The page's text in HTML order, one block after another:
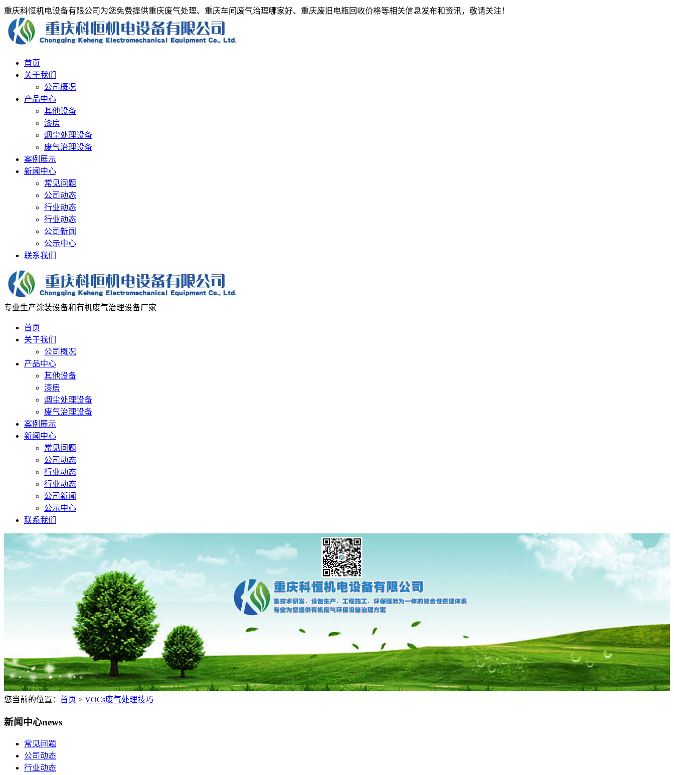
重庆科恒机电设备有限公司为您免费提供重庆废气处理、重庆车间废气治理哪家好、重庆废旧电瓶回收价格等相关信息发布和资讯，敬请关注！
首页
关于我们
公司概况
产品中心
其他设备
漆房
烟尘处理设备
废气治理设备
案例展示
新闻中心
常见问题
公司动态
行业动态
行业动态
公司新闻
公示中心
联系我们
专业生产涂装设备和有机废气治理设备厂家
首页
关于我们
公司概况
产品中心
其他设备
漆房
烟尘处理设备
废气治理设备
案例展示
新闻中心
常见问题
公司动态
行业动态
行业动态
公司新闻
公示中心
联系我们
您当前的位置： 首页 > VOCs废气处理技巧
新闻中心news
常见问题
公司动态
行业动态